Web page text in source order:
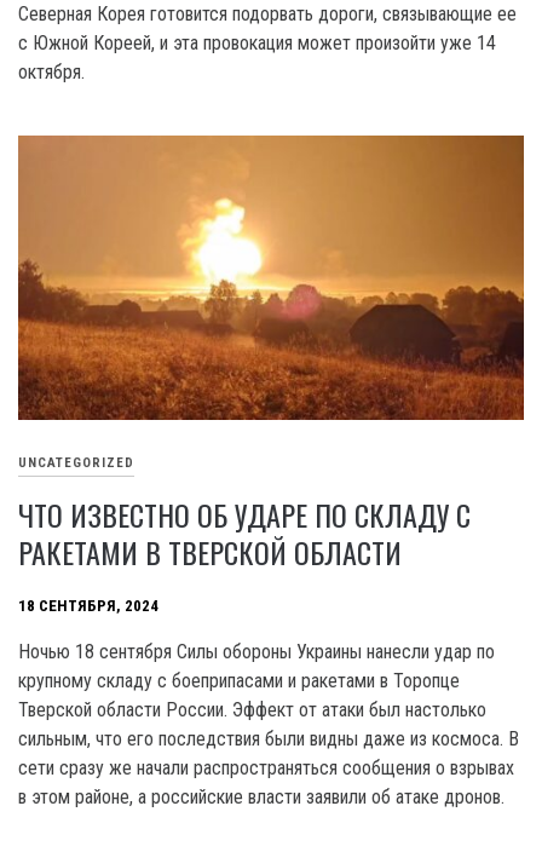
Северная Корея готовится подорвать дороги, связывающие ее
с Южной Кореей, и эта провокация может произойти уже 14
октября.
UNCATEGORIZED
ЧТО ИЗВЕСТНО ОБ УДАРЕ ПО СКЛАДУ С
РАКЕТАМИ В ТВЕРСКОЙ ОБЛАСТИ
18 СЕНТЯБРЯ, 2024
Ночью 18 сентября Силы обороны Украины нанесли удар по
крупному складу с боеприпасами и ракетами в Торопце
Тверской области России. Эффект от атаки был настолько
сильным, что его последствия были видны даже из космоса. В
сети сразу же начали распространяться сообщения о взрывах
в этом районе, а российские власти заявили об атаке дронов.